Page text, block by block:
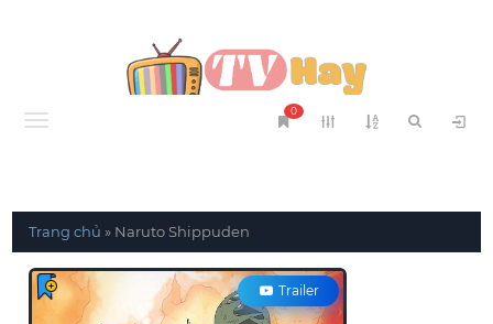
Menu
0
Trang chủ » Naruto Shippuden
Trailer